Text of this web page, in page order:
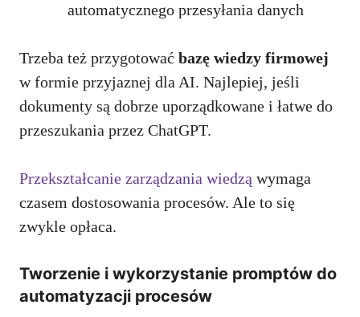
automatycznego przesyłania danych
Trzeba też przygotować bazę wiedzy firmowej
w formie przyjaznej dla AI. Najlepiej, jeśli
dokumenty są dobrze uporządkowane i łatwe do
przeszukania przez ChatGPT.
Przekształcanie zarządzania wiedzą wymaga
czasem dostosowania procesów. Ale to się
zwykle opłaca.
Tworzenie i wykorzystanie promptów do
automatyzacji procesów